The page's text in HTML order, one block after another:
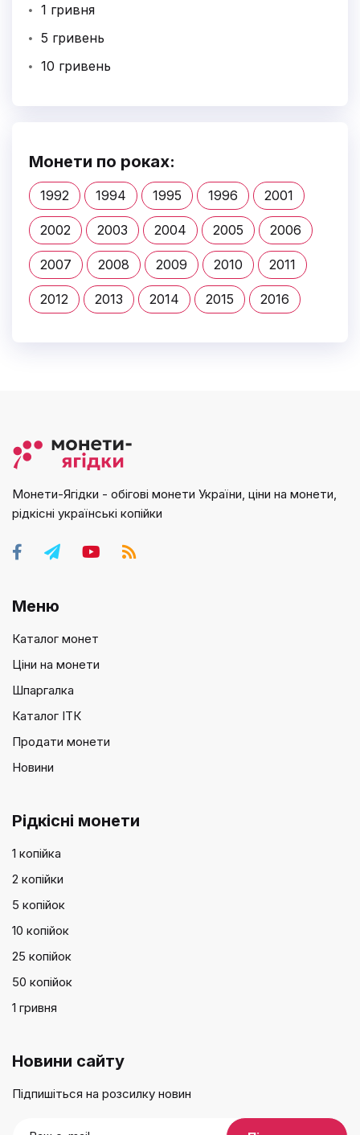
1 гривня
5 гривень
10 гривень
Монети по роках:
1992 1994 1995 1996 2001
2002 2003 2004 2005 2006
2007 2008 2009 2010 2011
2012 2013 2014 2015 2016
Монети-Ягідки - обігові монети України, ціни на монети,
рідкісні українські копійки
Меню
Каталог монет
Ціни на монети
Шпаргалка
Каталог ІТК
Продати монети
Новини
Рідкісні монети
1 копійка
2 копійки
5 копійок
10 копійок
25 копійок
50 копійок
1 гривня
Новини сайту
Підпишіться на розсилку новин